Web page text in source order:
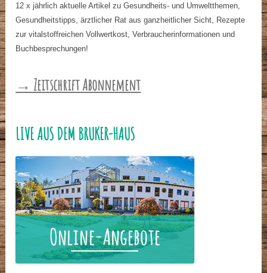
12 x jährlich aktuelle Artikel zu Gesundheits- und Umweltthemen,
Gesundheitstipps, ärztlicher Rat aus ganzheitlicher Sicht, Rezepte
zur vitalstoffreichen Vollwertkost, Verbraucherinformationen und
Buchbesprechungen!
→ Zeitschrift Abonnement
LIVE AUS DEM BRUKER-HAUS